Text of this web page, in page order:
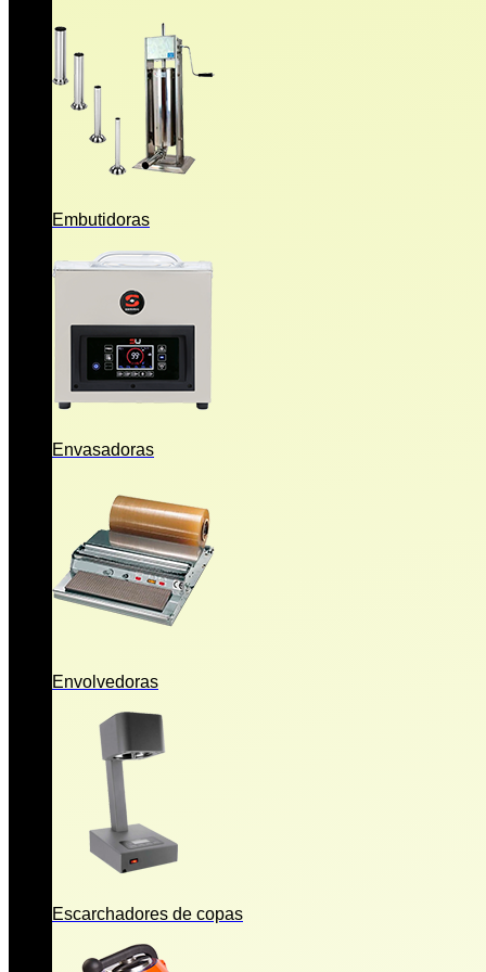
Embutidoras
Envasadoras
Envolvedoras
Escarchadores de copas